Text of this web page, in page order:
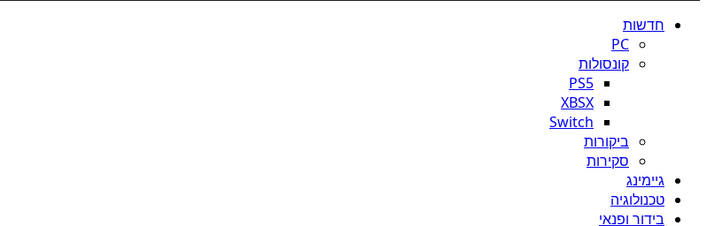
חדשות
PC
קונסולות
PS5
XBSX
Switch
ביקורות
סקירות
גיימינג
טכנולוגיה
בידור ופנאי